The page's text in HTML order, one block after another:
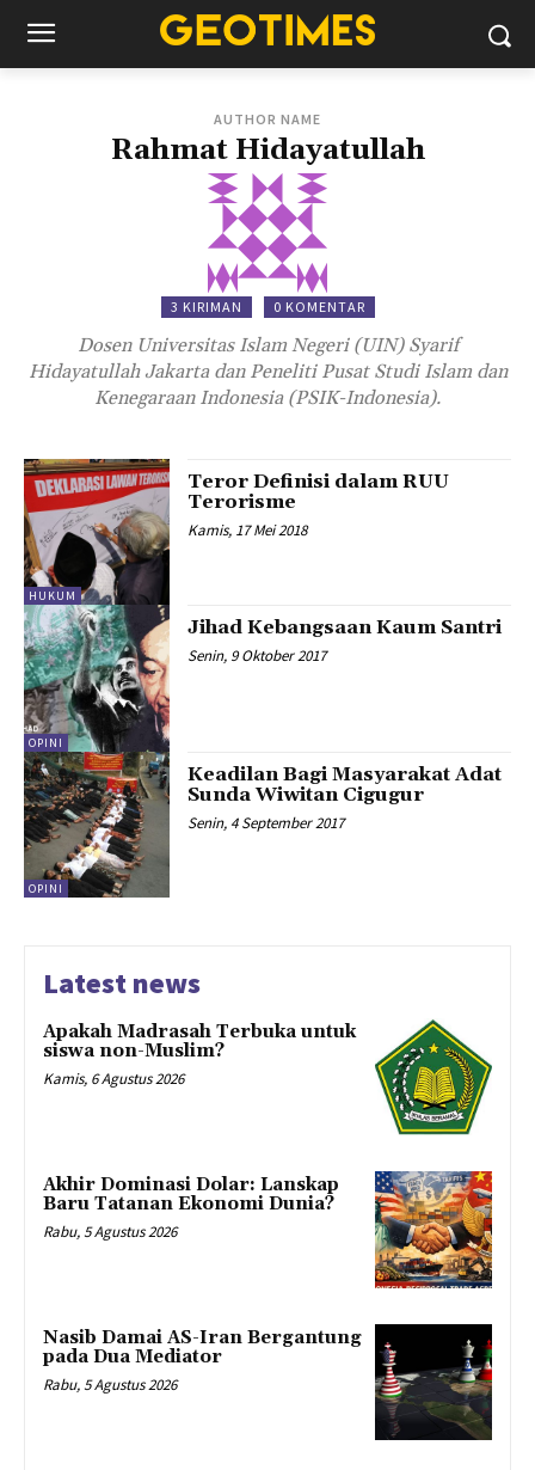
AUTHOR NAME
Rahmat Hidayatullah
3 KIRIMAN 0 KOMENTAR
Dosen Universitas Islam Negeri (UIN) Syarif
Hidayatullah Jakarta dan Peneliti Pusat Studi Islam dan
Kenegaraan Indonesia (PSIK-Indonesia).
HUKUM
Teror Definisi dalam RUU
Terorisme
Kamis, 17 Mei 2018
OPINI
Jihad Kebangsaan Kaum Santri
Senin, 9 Oktober 2017
OPINI
Keadilan Bagi Masyarakat Adat
Sunda Wiwitan Cigugur
Senin, 4 September 2017
Latest news
Apakah Madrasah Terbuka untuk
siswa non-Muslim?
Kamis, 6 Agustus 2026
Akhir Dominasi Dolar: Lanskap
Baru Tatanan Ekonomi Dunia?
Rabu, 5 Agustus 2026
Nasib Damai AS-Iran Bergantung
pada Dua Mediator
Rabu, 5 Agustus 2026